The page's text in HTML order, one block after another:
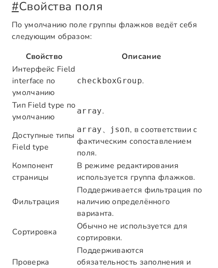
#Свойства поля
По умолчанию поле группы флажков ведёт себя
следующим образом:
Свойство
Описание
Интерфейс Field
interface по
умолчанию
checkboxGroup.
Тип Field type по
умолчанию
array.
Доступные типы
Field type
array 、 json, в соответствии с
фактическим сопоставлением
поля.
Компонент
страницы
В режиме редактирования
используется группа флажков.
Фильтрация
Поддерживается фильтрация по
наличию определённого
варианта.
Сортировка
Обычно не используется для
сортировки.
Проверка
Поддерживаются
обязательность заполнения и